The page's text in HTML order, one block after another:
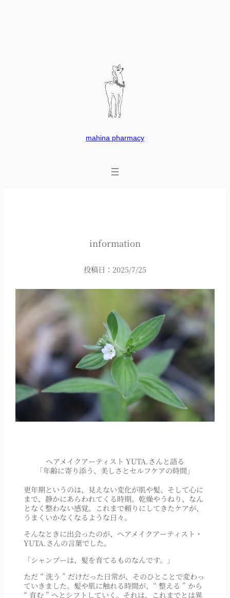
mahina pharmacy
information
投稿日： 2025/7/25
ヘアメイクアーティスト YUTA.さんと語る
「年齢に寄り添う、美しさとセルフケアの時間」
更年期というのは、見えない変化が肌や髪、そして心に
まで、静かにあらわれてくる時期。乾燥やうねり、なん
となく整わない感覚。これまで頼りにしてきたケアが、
うまくいかなくなるような日々。
そんなときに出会ったのが、ヘアメイクアーティスト・
YUTA.さんの言葉でした。
「シャンプーは、髪を育てるものなんです。」
ただ “ 洗う ” だけだった日常が、そのひとことで変わっ
ていきました。髪や肌に触れる時間が、“ 整える ” から
“ 育む ” へとシフトしていく。それは、これまでとは異